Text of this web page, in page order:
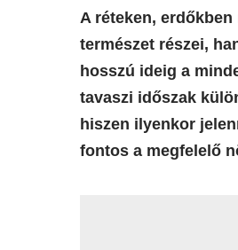
A réteken,
természet részei,
hosszú ideig a
tavaszi időszak
hiszen ilyenkor
fontos a megfelelő